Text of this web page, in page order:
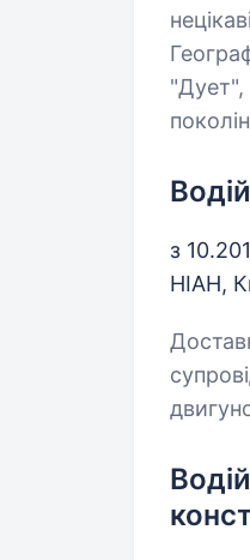
з
НІАН,